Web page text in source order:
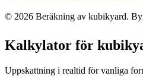
© 2026 Beräkning av kubikyard.
Kalkylator för
Uppskattning i realtid för vanliga